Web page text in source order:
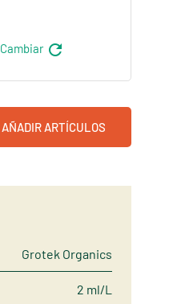
Cambiar refresh
AÑADIR ARTÍCULOS
Grotek Organics
2 ml/L